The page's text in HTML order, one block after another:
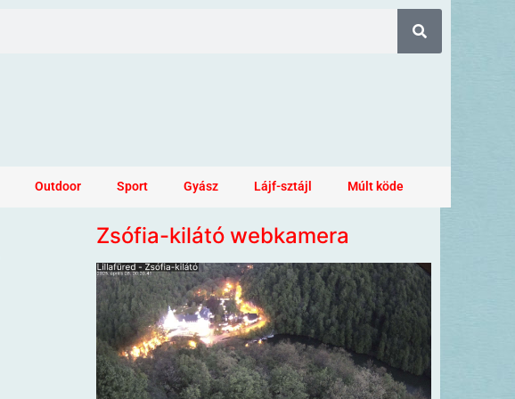
Outdoor Sport Gyász Lájf-sztájl Múlt köde
Zsófia-kilátó webkamera